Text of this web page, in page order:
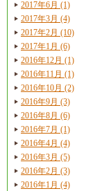
2017年6月 (1)
2017年3月 (4)
2017年2月 (10)
2017年1月 (6)
2016年12月 (1)
2016年11月 (1)
2016年10月 (2)
2016年9月 (3)
2016年8月 (6)
2016年7月 (1)
2016年4月 (4)
2016年3月 (5)
2016年2月 (3)
2016年1月 (4)